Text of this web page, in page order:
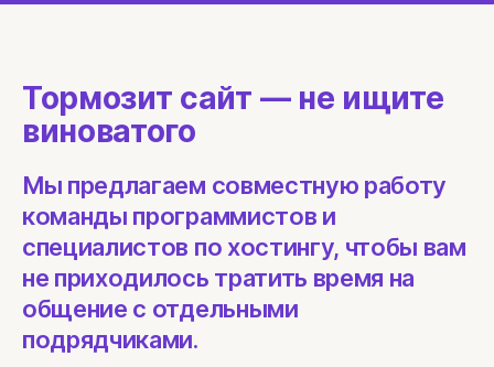
Тормозит сайт — не ищите
виноватого
Мы предлагаем совместную работу
команды программистов и
специалистов по хостингу, чтобы вам
не приходилось тратить время на
общение с отдельными
подрядчиками.